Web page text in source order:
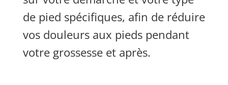
de pied spécifiques, afin de réduire
vos douleurs aux pieds pendant
votre grossesse et après.